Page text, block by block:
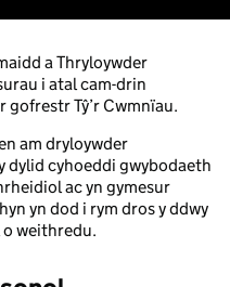
a Thryloywder
i atal cam-drin
Tŷ’r Cwmnïau.
am dryloywder
dylid cyhoeddi gwybodaeth
ac yn gymesur
yn dod i rym dros y ddwy
weithredu.